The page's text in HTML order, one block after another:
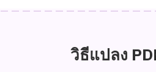
วิธีแปลง